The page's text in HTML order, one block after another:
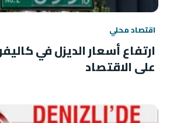
اقتصاد محلي
ارتفاع أسعار الديزل في
على الاقتصاد